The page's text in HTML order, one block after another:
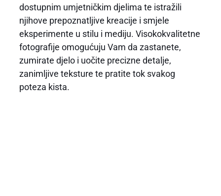
dostupnim umjetničkim djelima te istražili
njihove prepoznatljive kreacije i smjele
eksperimente u stilu i mediju. Visokokvalitetne
fotografije omogućuju Vam da zastanete,
zumirate djelo i uočite precizne detalje,
zanimljive teksture te pratite tok svakog
poteza kista.